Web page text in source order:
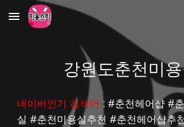
Skip to main content
강원도춘천미
네이버인기 검색어 : #춘천헤어샵 #
실 #춘천미용실추천 #춘천헤어샵추